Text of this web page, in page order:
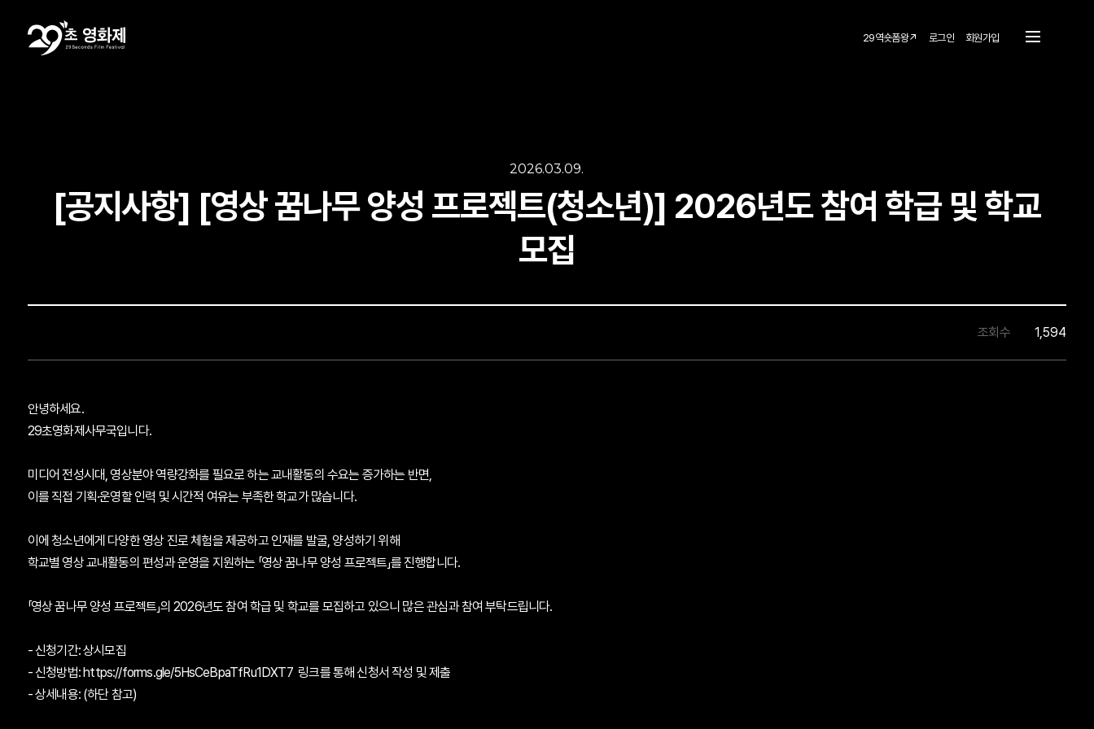
29역숏폼왕↗ 로그인 회원가입
2026.03.09.
[공지사항] [영상 꿈나무 양성 프로젝트(청소년)] 2026년도 참여 학급 및 학교
모집
조회수 1,594
안녕하세요.
29초영화제사무국입니다.
미디어 전성시대, 영상분야 역량강화를 필요로 하는 교내활동의 수요는 증가하는 반면,
이를 직접 기획·운영할 인력 및 시간적 여유는 부족한 학교가 많습니다.
이에 청소년에게 다양한 영상 진로 체험을 제공하고 인재를 발굴, 양성하기 위해
학교별 영상 교내활동의 편성과 운영을 지원하는 「영상 꿈나무 양성 프로젝트」를 진행합니다.
「영상 꿈나무 양성 프로젝트」의 2026년도 참여 학급 및 학교를 모집하고 있으니 많은 관심과 참여 부탁드립니다.
- 신청기간: 상시모집
- 신청방법:https://forms.gle/5HsCeBpaTfRu1DXT7링크를 통해 신청서 작성 및 제출
- 상세내용: (하단 참고)